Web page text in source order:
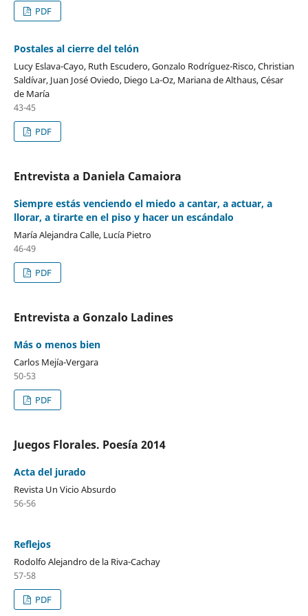
PDF
Postales al cierre del telón
Lucy Eslava-Cayo, Ruth Escudero, Gonzalo Rodríguez-Risco, Christian
Saldívar, Juan José Oviedo, Diego La-Oz, Mariana de Althaus, César
de María
43-45
PDF
Entrevista a Daniela Camaiora
Siempre estás venciendo el miedo a cantar, a actuar, a
llorar, a tirarte en el piso y hacer un escándalo
María Alejandra Calle, Lucía Pietro
46-49
PDF
Entrevista a Gonzalo Ladines
Más o menos bien
Carlos Mejía-Vergara
50-53
PDF
Juegos Florales. Poesía 2014
Acta del jurado
Revista Un Vicio Absurdo
56-56
Reflejos
Rodolfo Alejandro de la Riva-Cachay
57-58
PDF